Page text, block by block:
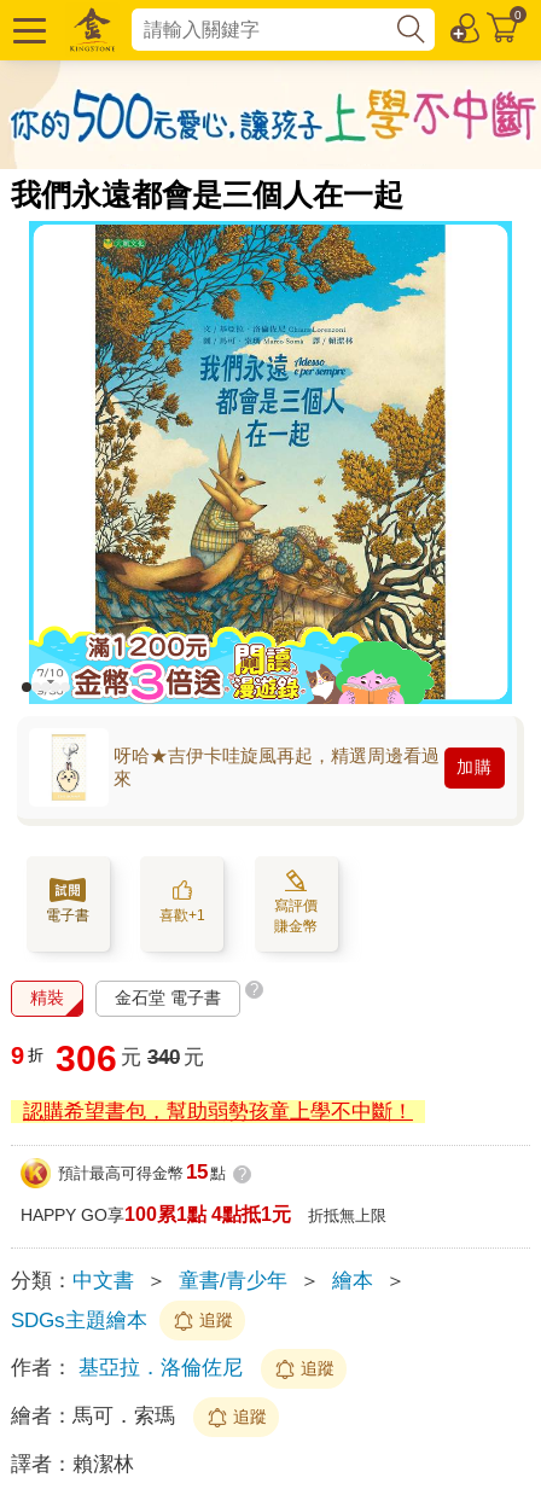
0
我們永遠都會是三個人在一起
呀哈★吉伊卡哇旋風再起，精選周邊看過
來
加購
電子書 喜歡+1
寫評價
賺金幣
精裝 金石堂 電子書 ?
9 折 306 元 340 元
認購希望書包，幫助弱勢孩童上學不中斷！
預計最高可得金幣 15點 ?
HAPPY GO享100累1點 4點抵1元 折抵無上限
分類： 中文書 ＞ 童書/青少年 ＞ 繪本
＞
SDGs主題繪本
追蹤
作者： 基亞拉．洛倫佐尼 追蹤
繪者： 馬可．索瑪 追蹤
譯者： 賴潔林